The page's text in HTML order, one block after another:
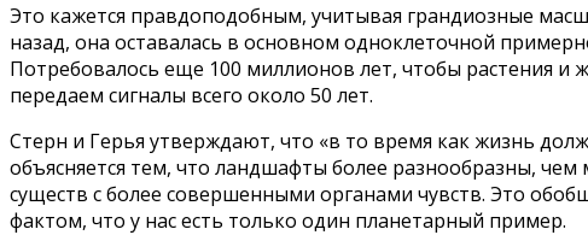
Это кажется правдоподобным, учитывая грандиозные
назад, она оставалась в основном одноклеточной
Потребовалось еще 100 миллионов лет, чтобы растения
передаем сигналы всего около 50 лет.
Стерн и Герья утверждают, что «в то время как жизнь
объясняется тем, что ландшафты более разнообразны,
существ с более совершенными органами чувств. Это
фактом, что у нас есть только один планетарный пример.